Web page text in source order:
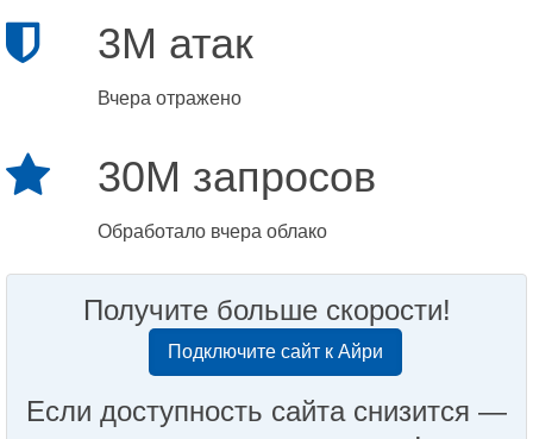
3M атак
Вчера отражено
30M запросов
Обработало вчера облако
Получите больше скорости!
Подключите сайт к Айри
Если доступность сайта снизится —